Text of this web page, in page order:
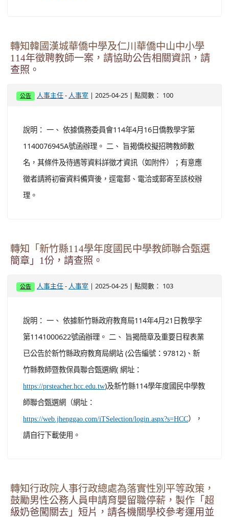
轉知韓國漢城華僑中學及仁川華僑中山中小學
114年徵聘教師一案，請協助公告相關資訊，請
查照。
公告 人事主任 - 人事室 | 2025-04-25 | 點閱數： 100
說明： 一、 依據僑務委員會114年4月16日僑教學字第
1140076945A號函辦理。 二、 旨揭僑校擬招聘教師數
名，其條件及待遇等資料詳徵才資訊（如附件）；有意應
徵者請將初審資料備齊後，逕電郵、電洽或郵寄至該校辦
理。
轉知「新竹縣114學年度國民中學教師聯合甄選
簡章」1份，請查照。
公告 人事主任 - 人事室 | 2025-04-25 | 點閱數： 103
說明： 一、 依據新竹縣政府教育局114年4月21日教學字
第1141000622號函辦理。 二、 旨揭簡章及重要日程表業
已公告於新竹縣政府教育局網站 (公告編號：97812)、新
竹縣教師暨教保員聯合甄選網( 網址：
https://prsteacher.hcc.edu.tw)及新竹縣114學年度國民中學教
師聯合甄選網（網址：
https://web.jhenggao.com/iTSelection/login.aspx?s=HCC），
請自行下載使用。
轉知行政院人事行政總處為落實性別平等政策，
鼓勵男性公務人員申請育嬰留職停薪，製作「超
級奶爸闖關去」短片，請各機關學校參考運用並